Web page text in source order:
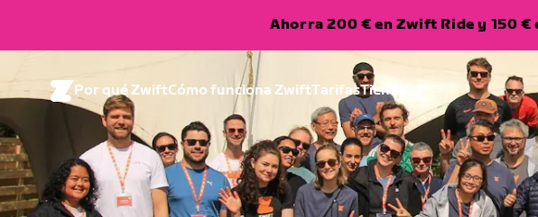
Ahorra 200 € en Zwift Ride y 150 €
Por qué ZwiftCómo funciona ZwiftTarifasTienda